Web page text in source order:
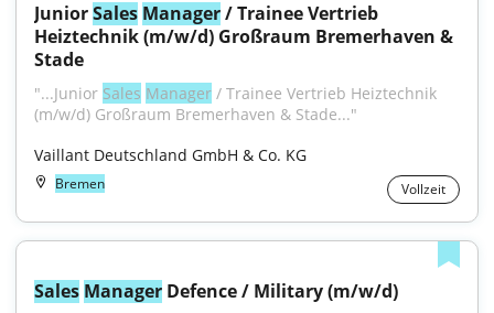
Junior Sales Manager / Trainee Vertrieb
Heiztechnik (m/w/d) Großraum Bremerhaven &
Stade
"...Junior Sales Manager / Trainee Vertrieb Heiztechnik
(m/w/d) Großraum Bremerhaven & Stade..."
Vaillant Deutschland GmbH & Co. KG
Bremen Vollzeit
Sales Manager Defence / Military (m/w/d)